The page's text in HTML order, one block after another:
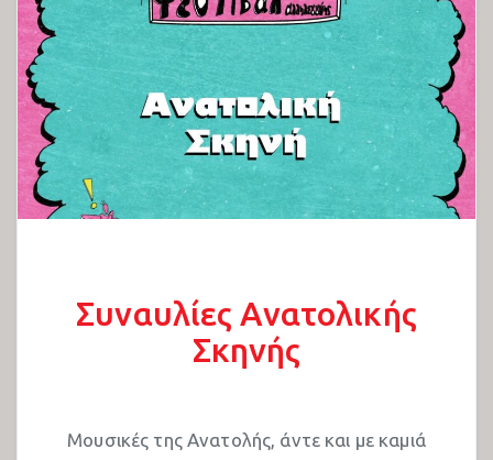
Συναυλίες Ανατολικής Σκηνής 2024
Συναυλίες Δυτικής Σκηνής 2024
26ο Αντιρατσιστικό Φεστιβάλ
Συναυλίες Δυτικής Σκηνής 2025
Συναυλίες Ανατολικής Σκηνής 2025
Πολιτιστικό 2025
Παιδότοπος 2025
Ελληνικα
Συναυλίες Ανατολικής
Σκηνής
Μουσικές της Ανατολής, άντε και με καμιά